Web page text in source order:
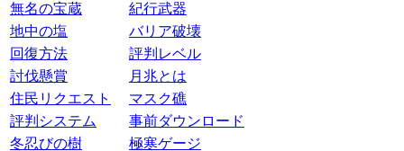
無名の宝蔵
紀行武器
地中の塩
バリア破壊
回復方法
評判レベル
討伐懸賞
月兆とは
住民リクエスト
マスク礁
評判システム
事前ダウンロード
冬忍びの樹
極寒ゲージ